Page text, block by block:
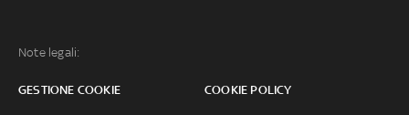
Note legali:
GESTIONE COOKIE COOKIE POLICY